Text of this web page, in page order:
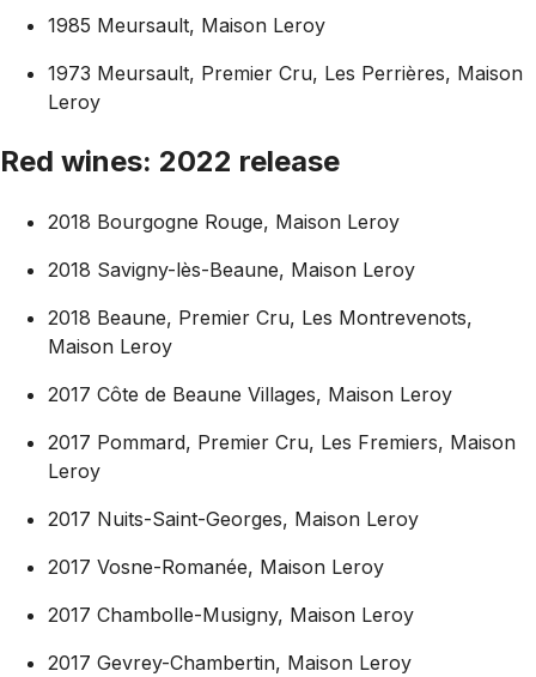
1985 Meursault, Maison Leroy
1973 Meursault, Premier Cru, Les Perrières, Maison
Leroy
Red wines: 2022 release
2018 Bourgogne Rouge, Maison Leroy
2018 Savigny-lès-Beaune, Maison Leroy
2018 Beaune, Premier Cru, Les Montrevenots,
Maison Leroy
2017 Côte de Beaune Villages, Maison Leroy
2017 Pommard, Premier Cru, Les Fremiers, Maison
Leroy
2017 Nuits-Saint-Georges, Maison Leroy
2017 Vosne-Romanée, Maison Leroy
2017 Chambolle-Musigny, Maison Leroy
2017 Gevrey-Chambertin, Maison Leroy